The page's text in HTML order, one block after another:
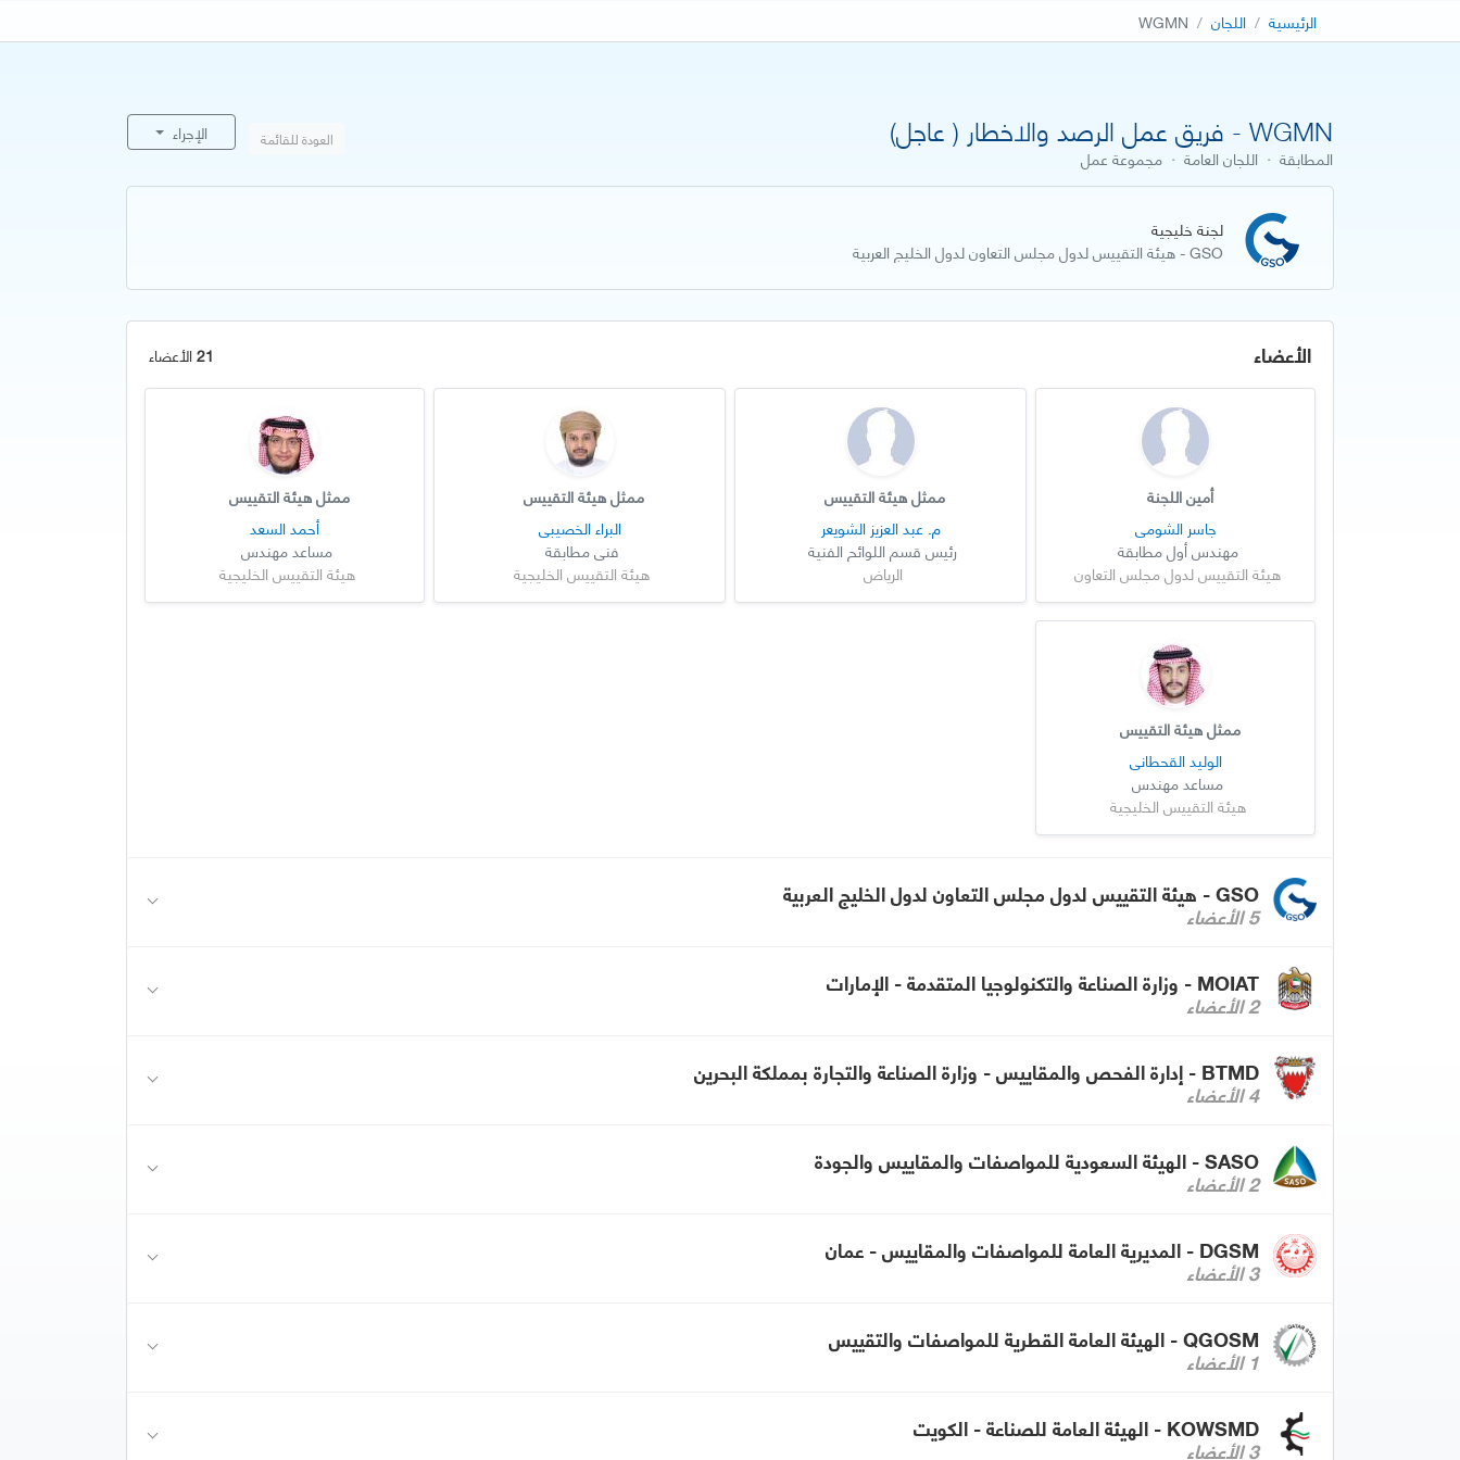
الرئيسية اللجان WGMN
WGMN - فريق عمل الرصد والاخطار ( عاجل)
المطابقة · اللجان العامة · مجموعة عمل
العودة للقائمة الإجراء
لجنة خليجية
GSO - هيئة التقييس لدول مجلس التعاون لدول الخليج العربية
الأعضاء 21الأعضاء
أمين اللجنة
جاسر الشومي
مهندس أول مطابقة
هيئة التقييس لدول مجلس التعاون
ممثل هيئة التقييس
م. عبد العزيز الشويعر
رئيس قسم اللوائح الفنية
الرياض
ممثل هيئة التقييس
البراء الخصيبي
فني مطابقة
هيئة التقييس الخليجية
ممثل هيئة التقييس
أحمد السعد
مساعد مهندس
هيئة التقييس الخليجية
ممثل هيئة التقييس
الوليد القحطاني
مساعد مهندس
هيئة التقييس الخليجية
GSO - هيئة التقييس لدول مجلس التعاون لدول الخليج العربية
5 الأعضاء
MOIAT - وزارة الصناعة والتكنولوجيا المتقدمة - الإمارات
2 الأعضاء
BTMD - إدارة الفحص والمقاييس - وزارة الصناعة والتجارة بمملكة البحرين
4 الأعضاء
SASO - الهيئة السعودية للمواصفات والمقاييس والجودة
2 الأعضاء
DGSM - المديرية العامة للمواصفات والمقاييس - عمان
3 الأعضاء
QGOSM - الهيئة العامة القطرية للمواصفات والتقييس
1 الأعضاء
KOWSMD - الهيئة العامة للصناعة - الكويت
3 الأعضاء